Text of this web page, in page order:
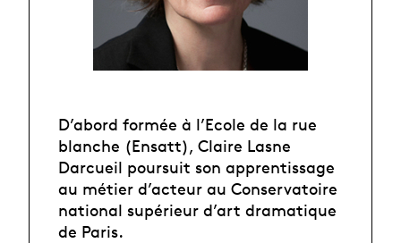
D’abord formée à l’Ecole de la rue
blanche (Ensatt), Claire Lasne
Darcueil poursuit son apprentissage
au métier d’acteur au Conservatoire
national supérieur d’art dramatique
de Paris.